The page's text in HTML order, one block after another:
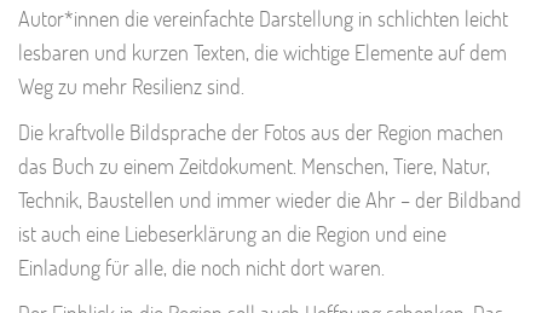
Autor*innen die vereinfachte Darstellung in schlichten leicht
lesbaren und kurzen Texten, die wichtige Elemente auf dem
Weg zu mehr Resilienz sind.
Die kraftvolle Bildsprache der Fotos aus der Region machen
das Buch zu einem Zeitdokument. Menschen, Tiere, Natur,
Technik, Baustellen und immer wieder die Ahr – der Bildband
ist auch eine Liebeserklärung an die Region und eine
Einladung für alle, die noch nicht dort waren.